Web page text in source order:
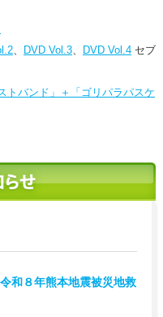
、 DVD Vol.3、 DVD Vol.4セブ
トバンド」＋「ゴリパラパスケ
和８年熊本地震被災地救